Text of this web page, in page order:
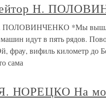
Н.
ПОЛОВИНЧЕНКО *Мы вышли
идут в пять рядов.
фрау, вифиль километр до
сама
НОРЕЦКО На